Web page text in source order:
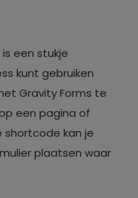
een stukje
kunt gebruiken
Gravity Forms te
een pagina of
shortcode kan je
plaatsen waar